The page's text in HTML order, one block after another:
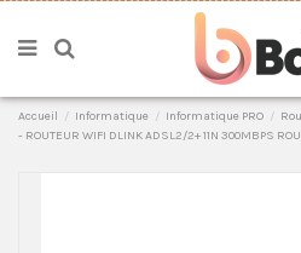
Accueil Informatique Informatique PRO
- ROUTEUR WIFI DLINK ADSL2/2+ 11N 300MBPS